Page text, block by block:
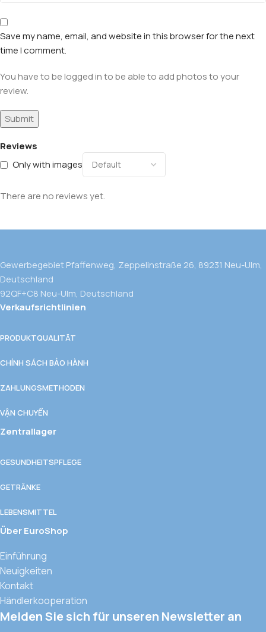
Reviews
Only with images
There are no reviews yet.
Save my name, email, and website in this browser for the next
time I comment.
You have to be logged in to be able to add photos to your
review.
Gewerbegebiet Pfaffenweg, Zeppelinstraße 26, 89231 Neu-Ulm,
Deutschland
92QF+C8 Neu-Ulm, Deutschland
Verkaufsrichtlinien
PRODUKTQUALITÄT
CHÍNH SÁCH BẢO HÀNH
ZAHLUNGSMETHODEN
VẬN CHUYỂN
Zentrallager
GESUNDHEITSPFLEGE
GETRÄNKE
LEBENSMITTEL
Über EuroShop
Einführung
Neuigkeiten
Kontakt
Händlerkooperation
Melden Sie sich für unseren Newsletter an